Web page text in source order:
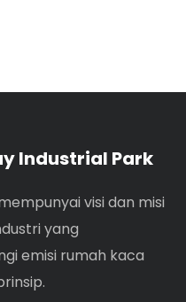
Industrial Park
visi dan misi
yang
emisi rumah kaca